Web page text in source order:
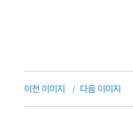
이전 이미지 다음 이미지